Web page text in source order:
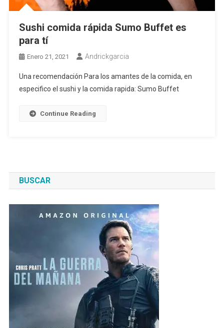
Sushi comida rápida Sumo Buffet es
para tí
Enero 21, 2021 Andrickgarcia
Una recomendación Para los amantes de la comida, en
especifico el sushi y la comida rapida: Sumo Buffet
Continue Reading
BUSCAR